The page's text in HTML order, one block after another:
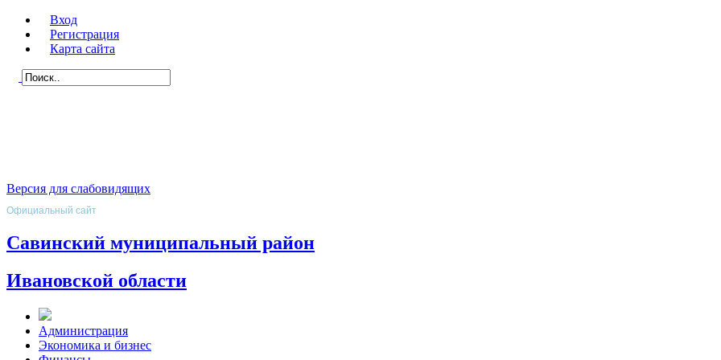
Вход
Регистрация
Карта сайта
Версия для слабовидящих
Официальный сайт
Савинский муниципальный район
Ивановской области
Администрация
Экономика и бизнес